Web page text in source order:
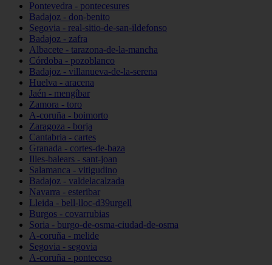
Pontevedra - pontecesures
Badajoz - don-benito
Segovia - real-sitio-de-san-ildefonso
Badajoz - zafra
Albacete - tarazona-de-la-mancha
Córdoba - pozoblanco
Badajoz - villanueva-de-la-serena
Huelva - aracena
Jaén - mengíbar
Zamora - toro
A-coruña - boimorto
Zaragoza - borja
Cantabria - cartes
Granada - cortes-de-baza
Illes-balears - sant-joan
Salamanca - vitigudino
Badajoz - valdelacalzada
Navarra - esteribar
Lleida - bell-lloc-d39urgell
Burgos - covarrubias
Soria - burgo-de-osma-ciudad-de-osma
A-coruña - melide
Segovia - segovia
A-coruña - ponteceso